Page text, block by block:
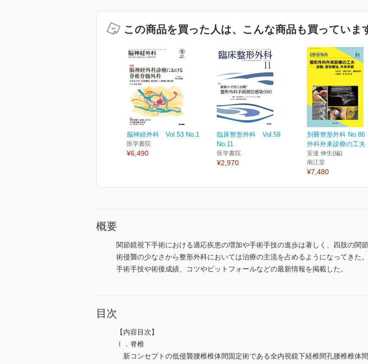
この商品を買った人は、こんな商品も買っていま
脳神経外科 Vol.53 No.1
医学書院
¥6,490
臨床整形外科 Vol.59
No.11
医学書院
¥2,970
別冊整形外科
外科外来診療の工夫
安達 伸生(編)
南江堂
¥7,480
概要
関節鏡視下手術における適応疾患の増加や手術手技の進歩は著しく、四肢の
術侵襲の少なさから整形外科においては治療の主流を占めるようになってきた
手術手技や術後成績、コツやピットフォールなどの最新情報を掲載した。
目次
【内容目次】
Ⅰ．脊椎
新コンセプトの低侵襲腰椎椎体間固定術である全内視鏡下経椎間孔腰椎椎体